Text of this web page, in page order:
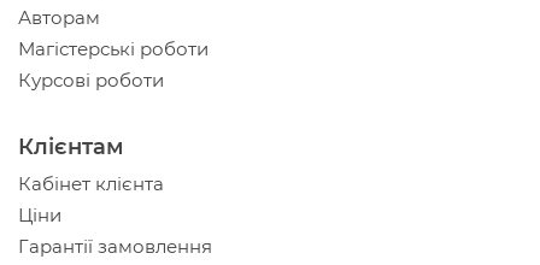
Авторам
Магістерські роботи
Курсові роботи
Клієнтам
Кабінет клієнта
Ціни
Гарантії замовлення